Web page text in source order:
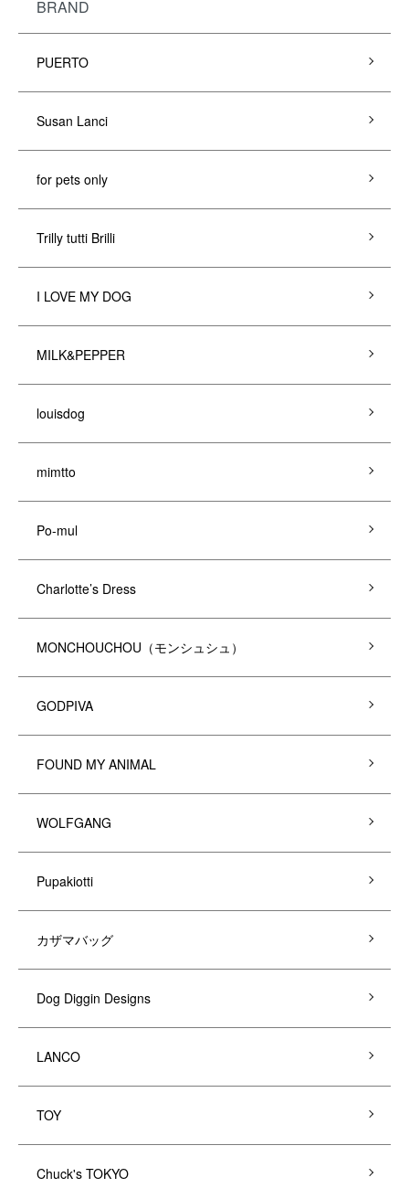
BRAND
PUERTO
Susan Lanci
for pets only
Trilly tutti Brilli
I LOVE MY DOG
MILK&PEPPER
louisdog
mimtto
Po-mul
Charlotte’s Dress
MONCHOUCHOU（モンシュシュ）
GODPIVA
FOUND MY ANIMAL
WOLFGANG
Pupakiotti
カザマバッグ
Dog Diggin Designs
LANCO
TOY
Chuck's TOKYO